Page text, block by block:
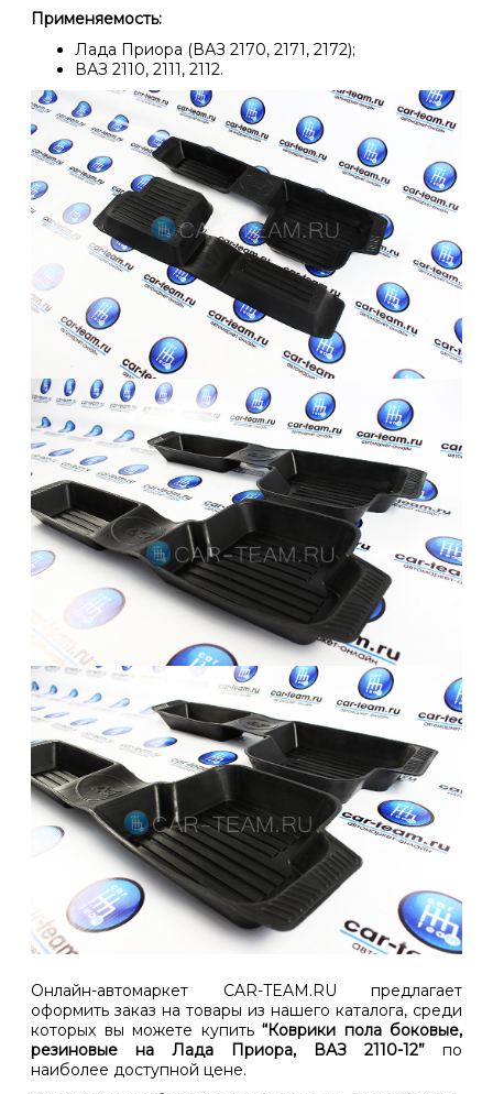
Применяемость:
Лада Приора (ВАЗ 2170, 2171, 2172);
ВАЗ 2110, 2111, 2112.
Онлайн-автомаркет CAR-TEAM.RU предлагает
оформить заказ на товары из нашего каталога, среди
которых вы можете купить “Коврики пола боковые,
резиновые на Лада Приора, ВАЗ 2110-12” по
наиболее доступной цене.